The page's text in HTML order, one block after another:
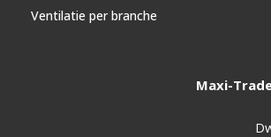
Ventilatie per branche
Maxi-